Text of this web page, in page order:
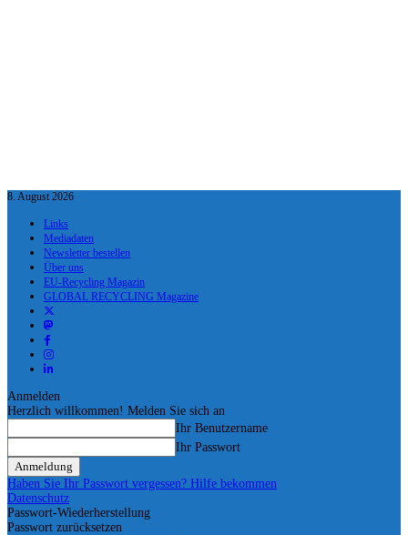
8. August 2026
Links
Mediadaten
Newsletter bestellen
Über uns
EU-Recycling Magazin
GLOBAL RECYCLING Magazine
Anmelden
Herzlich willkommen! Melden Sie sich an
Ihr Benutzername
Ihr Passwort
Haben Sie Ihr Passwort vergessen? Hilfe bekommen
Datenschutz
Passwort-Wiederherstellung
Passwort zurücksetzen